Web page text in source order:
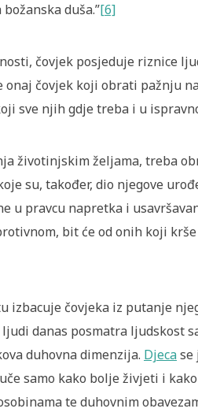
duša.”[6]
čovjek posjeduje riznice
čovjek koji obrati pažnju
sve njih gdje treba i u
životinjskim željama, treba
su, također, dio njegove
u pravcu napretka i
bit će od onih koji
izbacuje čovjeka iz putanje
danas posmatra ljudskost
duhovna dimenzija. Djecase
samo kako bolje živjeti i
te duhovnim